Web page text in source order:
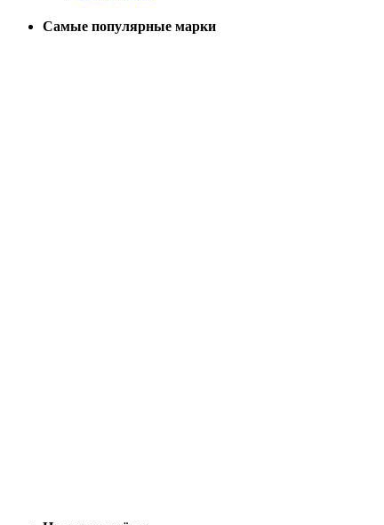
Самые популярные марки